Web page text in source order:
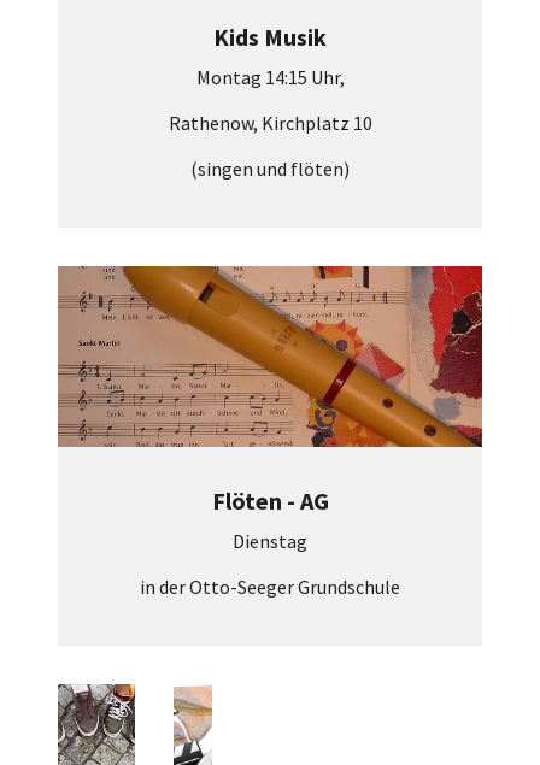
Kids Musik
Montag 14:15 Uhr,
Rathenow, Kirchplatz 10
(singen und flöten)
Flöten - AG
Dienstag
in der Otto-Seeger Grundschule